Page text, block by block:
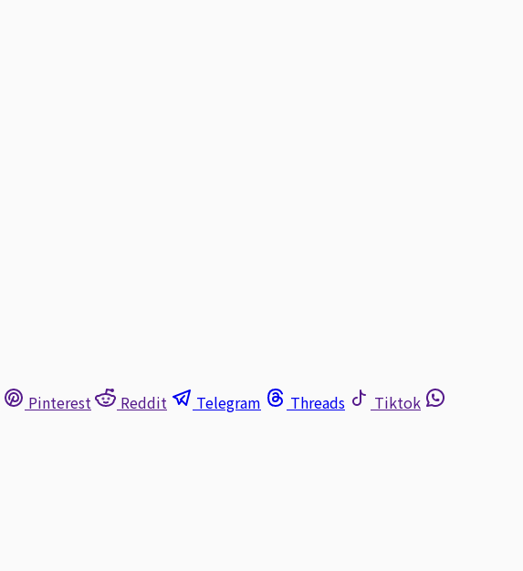
Pinterest Reddit Telegram Threads
Tiktok